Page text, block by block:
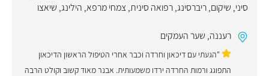
סיני, שיקום,ריברסינג,רפואה סינית, צמחי מרפא, הילינג, שיאצו
רעננה, שער העמקים
"הגעתי עם דיכאון וחרדה וכבר אחרי הטיפול הראשון הדיכאון
התפוגג ורמות החרדה ירדו משמעותית. אבנר מאוד קשוב וקולט הרבה